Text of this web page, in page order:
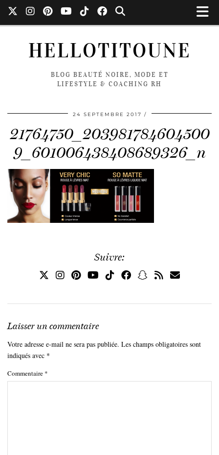
HELLOTITOUNE
BLOG BEAUTÉ NOIRE, MODE ET
LIFESTYLE & COACHING RH
24 SEPTEMBRE 2017
21764750_203981784604500
9_601006438408689326_n
Suivre:
Laisser un commentaire
Votre adresse e-mail ne sera pas publiée. Les champs obligatoires sont
indiqués avec *
Commentaire *